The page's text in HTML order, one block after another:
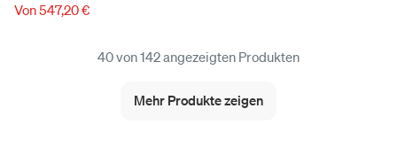
Von 547,20 €
40 von 142 angezeigten Produkten
Mehr Produkte zeigen